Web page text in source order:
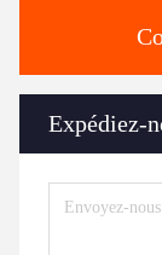
Expédiez-